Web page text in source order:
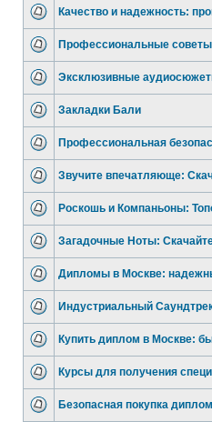
Качество и надежность:
Профессиональные
Эксклюзивные
Закладки Бали
Профессиональная
Звучите впечатляюще:
Роскошь и Компаньоны:
Загадочные Ноты:
Дипломы в Москве:
Индустриальный
Купить диплом в Москве:
Курсы для получения
Безопасная покупка